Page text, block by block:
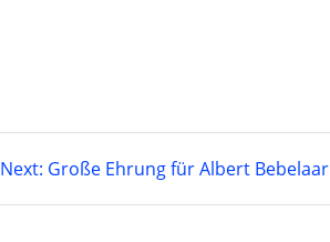
Next: Next
Große Ehrung für Albert Bebelaar